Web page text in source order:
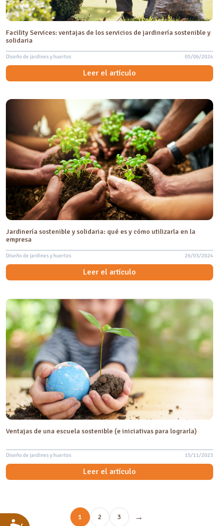
Accesibilidad
Facility Services: ventajas de los servicios de jardinería sostenible y
solidaria
Diseño de jardines y huertos 05/06/2024
Leer el artículo
Jardinería sostenible y solidaria: qué es y cómo utilizarla en la
empresa
Diseño de jardines y huertos 26/03/2024
Leer el artículo
Ventajas de una escuela sostenible (e iniciativas para lograrla)
Diseño de jardines y huertos 15/11/2023
Leer el artículo
1 2 3 →